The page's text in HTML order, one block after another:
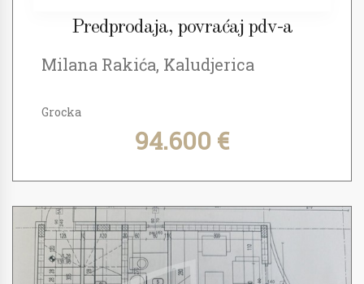
Predprodaja, povraćaj pdv-a
Milana Rakića, Kaludjerica
Grocka
94.600 €